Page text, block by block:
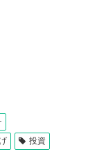
投資